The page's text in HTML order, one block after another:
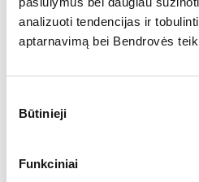
analizuoti tendencijas ir
aptarnavimą bei Bendrovės
pasirinkimas
Būtinieji
Funkciniai
NAUJOJI
GERIAUSIA IKI ŠIOL